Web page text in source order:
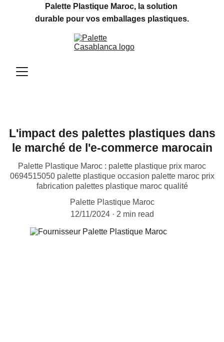
Palette Plastique Maroc, la solution
durable pour vos emballages plastiques.
L'impact des palettes plastiques dans
le marché de l'e-commerce marocain
Palette Plastique Maroc : palette plastique prix maroc
0694515050 palette plastique occasion palette maroc prix
fabrication palettes plastique maroc qualité
Palette Plastique Maroc
12/11/2024
2 min read